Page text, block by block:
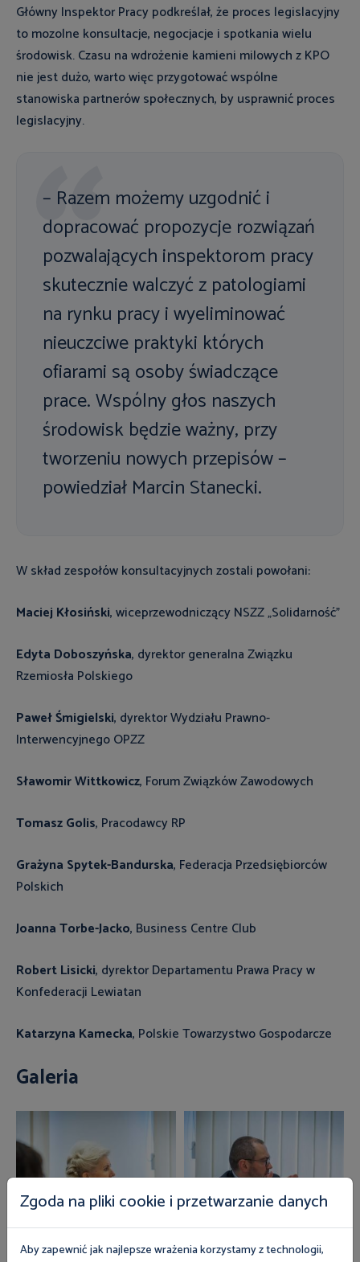
Główny Inspektor Pracy podkreślał, że proces legislacyjny
to mozolne konsultacje, negocjacje i spotkania wielu
środowisk. Czasu na wdrożenie kamieni milowych z KPO
nie jest dużo, warto więc przygotować wspólne
stanowiska partnerów społecznych, by usprawnić proces
legislacyjny.
– Razem możemy uzgodnić i
dopracować propozycje rozwiązań
pozwalających inspektorom pracy
skutecznie walczyć z patologiami
na rynku pracy i wyeliminować
nieuczciwe praktyki których
ofiarami są osoby świadczące
prace. Wspólny głos naszych
środowisk będzie ważny, przy
tworzeniu nowych przepisów –
powiedział Marcin Stanecki.
W skład zespołów konsultacyjnych zostali powołani:
Maciej Kłosiński, wiceprzewodniczący NSZZ „Solidarność”
Edyta Doboszyńska, dyrektor generalna Związku
Rzemiosła Polskiego
Paweł Śmigielski, dyrektor Wydziału Prawno-
Interwencyjnego OPZZ
Sławomir Wittkowicz, Forum Związków Zawodowych
Tomasz Golis, Pracodawcy RP
Grażyna Spytek-Bandurska, Federacja Przedsiębiorców
Polskich
Joanna Torbe-Jacko, Business Centre Club
Robert Lisicki, dyrektor Departamentu Prawa Pracy w
Konfederacji Lewiatan
Katarzyna Kamecka, Polskie Towarzystwo Gospodarcze
Galeria
Zgoda na pliki cookie i przetwarzanie danych
Aby zapewnić jak najlepsze wrażenia korzystamy z technologii,